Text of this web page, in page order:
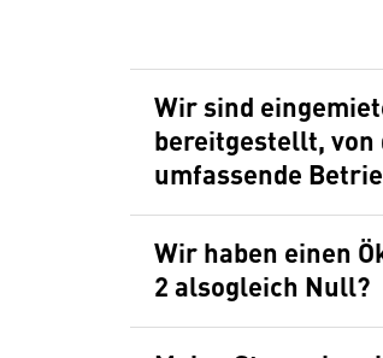
Wir sind
bereitgestellt,
umfassende
Wir haben einen
2 alsogleich Null?